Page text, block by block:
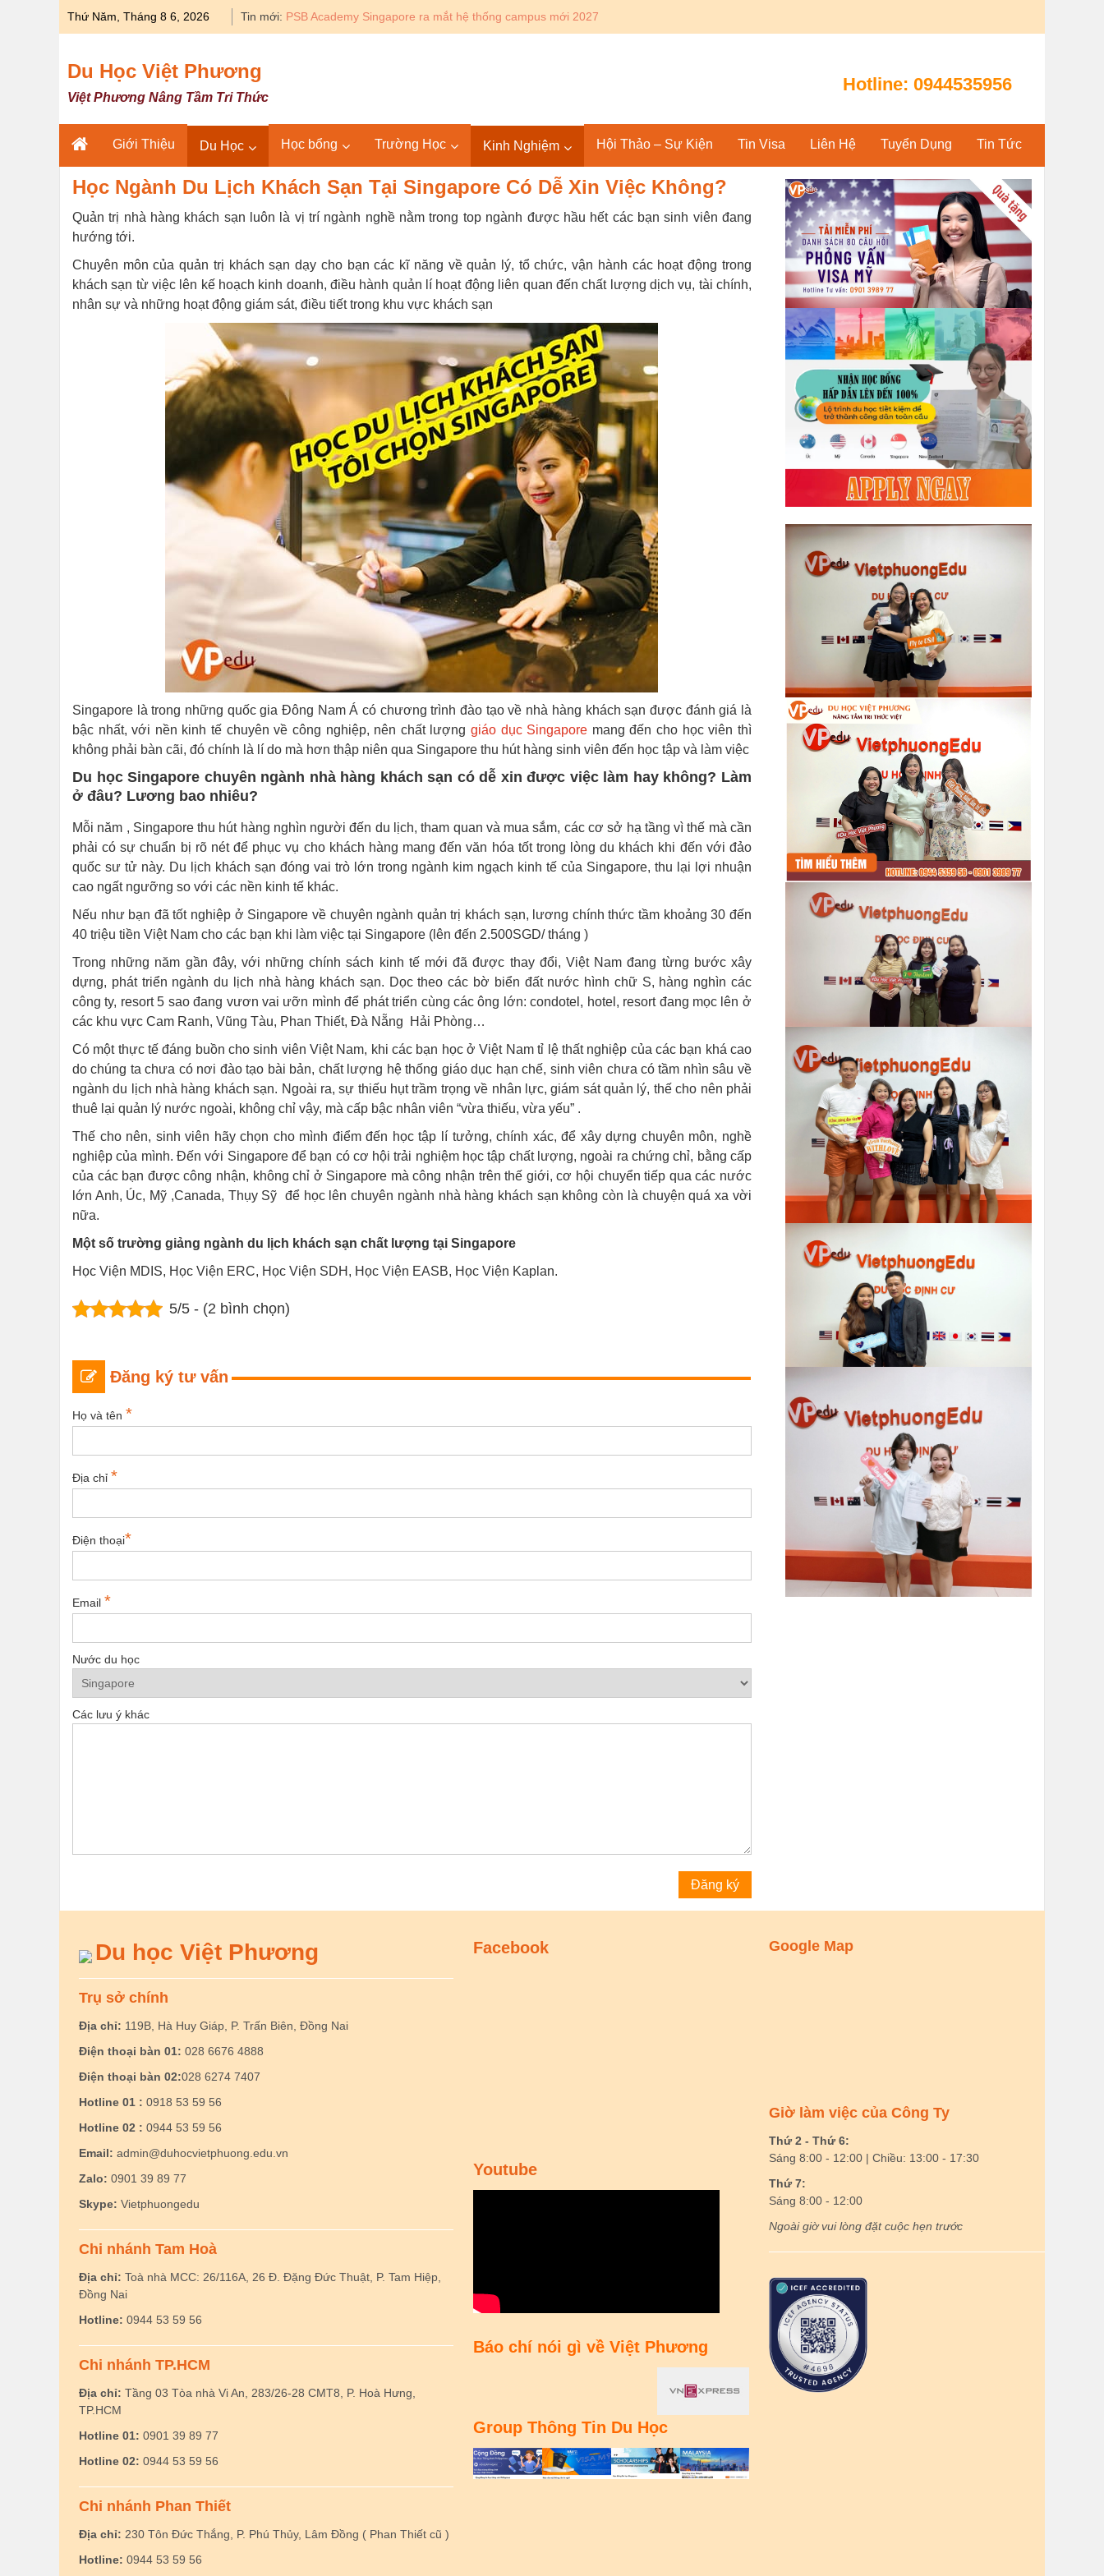
Thứ Năm, Tháng 8 6, 2026 Tin mới: Du học Y khoa Canada: Lộ trình Bác sĩ 4+4 KPU – SGU tại Mỹ và quốc tế
Du Học Việt Phương
Việt Phương Nâng Tầm Tri Thức
Hotline: 0944535956
Giới Thiệu Du Học Học bổng Trường Học Kinh Nghiệm Hội Thảo – Sự Kiện Tin Visa Liên Hệ Tuyển Dụng Tin Tức
Học Ngành Du Lịch Khách Sạn Tại Singapore Có Dễ Xin Việc Không?
Quản trị nhà hàng khách sạn luôn là vị trí ngành nghề nằm trong top ngành được hầu hết các bạn sinh viên đang
hướng tới.
Chuyên môn của quản trị khách sạn dạy cho bạn các kĩ năng về quản lý, tổ chức, vận hành các hoạt động trong
khách sạn từ việc lên kế hoạch kinh doanh, điều hành quản lí hoạt động liên quan đến chất lượng dịch vụ, tài chính,
nhân sự và những hoạt động giám sát, điều tiết trong khu vực khách sạn
Singapore là trong những quốc gia Đông Nam Á có chương trình đào tạo về nhà hàng khách sạn được đánh giá là
bậc nhất, với nền kinh tế chuyên về công nghiệp, nên chất lượng giáo dục Singapore mang đến cho học viên thì
không phải bàn cãi, đó chính là lí do mà hơn thập niên qua Singapore thu hút hàng sinh viên đến học tập và làm việc
Du học Singapore chuyên ngành nhà hàng khách sạn có dễ xin được việc làm hay không? Làm
ở đâu? Lương bao nhiêu?
Mỗi năm , Singapore thu hút hàng nghìn người đến du lịch, tham quan và mua sắm, các cơ sở hạ tầng vì thế mà cần
phải có sự chuẩn bị rõ nét để phục vụ cho khách hàng mang đến văn hóa tốt trong lòng du khách khi đến với đảo
quốc sư tử này. Du lịch khách sạn đóng vai trò lớn trong ngành kim ngạch kinh tế của Singapore, thu lại lợi nhuận
cao ngất ngưỡng so với các nền kinh tế khác.
Nếu như bạn đã tốt nghiệp ở Singapore về chuyên ngành quản trị khách sạn, lương chính thức tầm khoảng 30 đến
40 triệu tiền Việt Nam cho các bạn khi làm việc tại Singapore (lên đến 2.500SGD/ tháng )
Trong những năm gần đây, với những chính sách kinh tế mới đã được thay đổi, Việt Nam đang từng bước xây
dựng, phát triển ngành du lịch nhà hàng khách sạn. Dọc theo các bờ biển đất nước hình chữ S, hàng nghìn các
công ty, resort 5 sao đang vươn vai ưỡn mình để phát triển cùng các ông lớn: condotel, hotel, resort đang mọc lên ở
các khu vực Cam Ranh, Vũng Tàu, Phan Thiết, Đà Nẵng Hải Phòng…
Có một thực tế đáng buồn cho sinh viên Việt Nam, khi các bạn học ở Việt Nam tỉ lệ thất nghiệp của các bạn khá cao
do chúng ta chưa có nơi đào tạo bài bản, chất lượng hệ thống giáo dục hạn chế, sinh viên chưa có tầm nhìn sâu về
ngành du lịch nhà hàng khách sạn. Ngoài ra, sự thiếu hụt trầm trọng về nhân lực, giám sát quản lý, thế cho nên phải
thuê lại quản lý nước ngoài, không chỉ vậy, mà cấp bậc nhân viên “vừa thiếu, vừa yếu” .
Thế cho nên, sinh viên hãy chọn cho mình điểm đến học tập lí tưởng, chính xác, để xây dựng chuyên môn, nghề
nghiệp của mình. Đến với Singapore để bạn có cơ hội trải nghiệm học tập chất lượng, ngoài ra chứng chỉ, bằng cấp
của các bạn được công nhận, không chỉ ở Singapore mà công nhận trên thế giới, cơ hội chuyển tiếp qua các nước
lớn Anh, Úc, Mỹ ,Canada, Thụy Sỹ để học lên chuyên ngành nhà hàng khách sạn không còn là chuyện quá xa vời
nữa.
Một số trường giảng ngành du lịch khách sạn chất lượng tại Singapore
Học Viện MDIS, Học Viện ERC, Học Viện SDH, Học Viện EASB, Học Viện Kaplan.
5/5 - (2 bình chọn)
Đăng ký tư vấn
Họ và tên *
Địa chỉ *
Điện thoại*
Email *
Nước du học
Các lưu ý khác
Du học Việt Phương
Trụ sở chính
Địa chỉ: 119B, Hà Huy Giáp, P. Trấn Biên, Đồng Nai
Điện thoại bàn 01: 028 6676 4888
Điện thoại bàn 02:028 6274 7407
Hotline 01 : 0918 53 59 56
Hotline 02 : 0944 53 59 56
Email: admin@duhocvietphuong.edu.vn
Zalo: 0901 39 89 77
Skype: Vietphuongedu
Chi nhánh Tam Hoà
Địa chỉ: Toà nhà MCC: 26/116A, 26 Đ. Đặng Đức Thuật, P. Tam Hiệp,
Đồng Nai
Hotline: 0944 53 59 56
Chi nhánh TP.HCM
Địa chỉ: Tầng 03 Tòa nhà Vi An, 283/26-28 CMT8, P. Hoà Hưng,
TP.HCM
Hotline 01: 0901 39 89 77
Hotline 02: 0944 53 59 56
Chi nhánh Phan Thiết
Địa chỉ: 230 Tôn Đức Thắng, P. Phú Thủy, Lâm Đồng ( Phan Thiết cũ )
Hotline: 0944 53 59 56
Facebook
Youtube
Báo chí nói gì về Việt Phương
Group Thông Tin Du Học
Google Map
Giờ làm việc của Công Ty
Thứ 2 - Thứ 6:
Sáng 8:00 - 12:00 | Chiều: 13:00 - 17:30
Thứ 7:
Sáng 8:00 - 12:00
Ngoài giờ vui lòng đặt cuộc hẹn trước